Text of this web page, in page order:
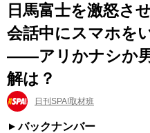
日馬富士を激怒さ
会話中にスマホを
――アリかナシか
解は？
日刊SPA!取材班
バックナンバー